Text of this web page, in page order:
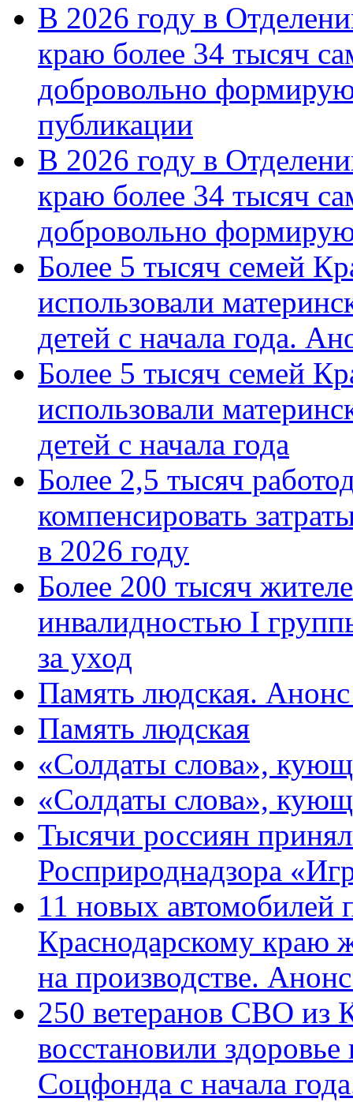
В 2026 году в
краю более 34 тысяч
добровольно
публикации
В 2026 году в
краю более 34 тысяч
добровольно
Более 5 тысяч семей
использовали
детей с начала года.
Более 5 тысяч семей
использовали
детей с начала года
Более 2,5 тысяч
компенсировать
в 2026 году
Более 200 тысяч
инвалидностью I
за уход
Память людская.
Память людская
«Солдаты слова»,
«Солдаты слова»,
Тысячи россиян
Росприроднадзора
11 новых автомобилей
Краснодарскому краю
на производстве.
250 ветеранов СВО из
восстановили
Соцфонда с начала